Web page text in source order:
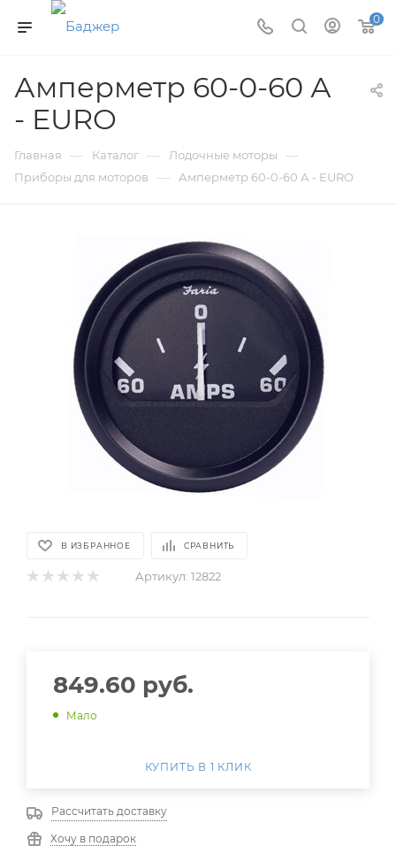
0
Амперметр 60-0-60 А
- EURO
Главная — Каталог — Лодочные моторы —
Приборы для моторов — Амперметр 60-0-60 А - EURO
В ИЗБРАННОЕ СРАВНИТЬ
Артикул: 12822
849.60 руб.
Мало
КУПИТЬ В 1 КЛИК
Рассчитать доставку
Хочу в подарок